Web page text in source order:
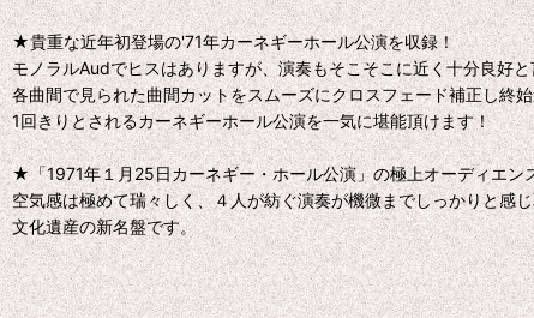
★貴重な近年初登場の'71年カーネギーホール公演を収録！
モノラルAudでヒスはありますが、演奏もそこそこに近く十分良好
各曲間で見られた曲間カットをスムーズにクロスフェード補正し終
1回きりとされるカーネギーホール公演を一気に堪能頂けます！
★「1971年１月25日カーネギー・ホール公演」の極上オーディエン
空気感は極めて瑞々しく、４人が紡ぐ演奏が機微までしっかりと感
文化遺産の新名盤です。